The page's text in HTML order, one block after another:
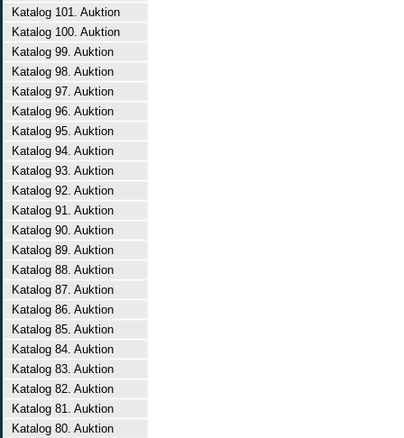
Katalog 101. Auktion
Katalog 100. Auktion
Katalog 99. Auktion
Katalog 98. Auktion
Katalog 97. Auktion
Katalog 96. Auktion
Katalog 95. Auktion
Katalog 94. Auktion
Katalog 93. Auktion
Katalog 92. Auktion
Katalog 91. Auktion
Katalog 90. Auktion
Katalog 89. Auktion
Katalog 88. Auktion
Katalog 87. Auktion
Katalog 86. Auktion
Katalog 85. Auktion
Katalog 84. Auktion
Katalog 83. Auktion
Katalog 82. Auktion
Katalog 81. Auktion
Katalog 80. Auktion